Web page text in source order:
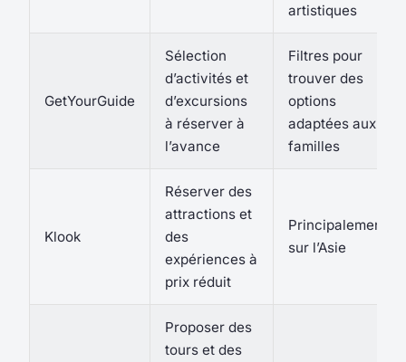
artistiques
GetYourGuide
Sélection
d’activités et
d’excursions
à réserver à
l’avance
Filtres pour
trouver des
options
adaptées aux
familles
Klook
Réserver des
attractions et
des
expériences à
prix réduit
Principalement
sur l’Asie
Proposer des
tours et des